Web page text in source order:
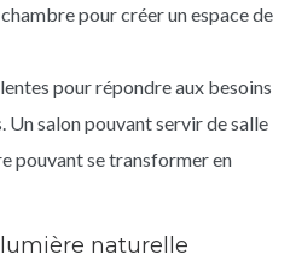
pour créer un espace de
pour répondre aux besoins
Un salon pouvant servir de salle
pouvant se transformer en
naturelle